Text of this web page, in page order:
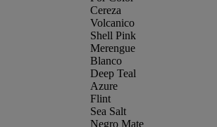
Cereza
Volcanico
Shell Pink
Merengue
Blanco
Deep Teal
Azure
Flint
Sea Salt
Negro Mate